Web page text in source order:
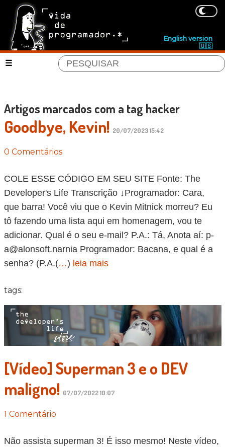
English version
🇺🇸
Artigos marcados com a tag hacker
Goodbye, Kevin! 20/07/2023 15:42
0 Comentários
COLE ESSE CÓDIGO EM SEU SITE Fonte: The
Developer's Life Transcrição ↓Programador: Cara,
que barra! Você viu que o Kevin Mitnick morreu? Eu
tô fazendo uma lista aqui em homenagem, vou te
adicionar. Qual é o seu e-mail? P.A.: Tá, Anota aí: p-
a@alonsoft.narniaProgramador: Bacana, e qual é a
senha? (P.A.(…) leia mais
tags:
[Vídeo] Superman 3 e o DEV
maligno! 07/07/2022 10:07
1 Comentário
Não assista superman 3! É isso mesmo! Neste vídeo,